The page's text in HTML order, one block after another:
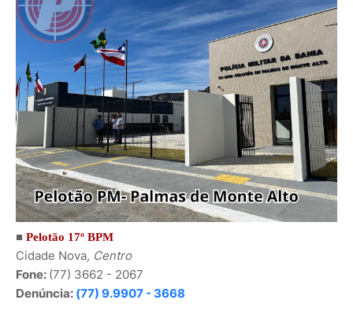
■ Pelotão 17º BPM
Cidade Nova, Centro
Fone: (77) 3662 - 2067
Denúncia: (77) 9.9907 - 3668